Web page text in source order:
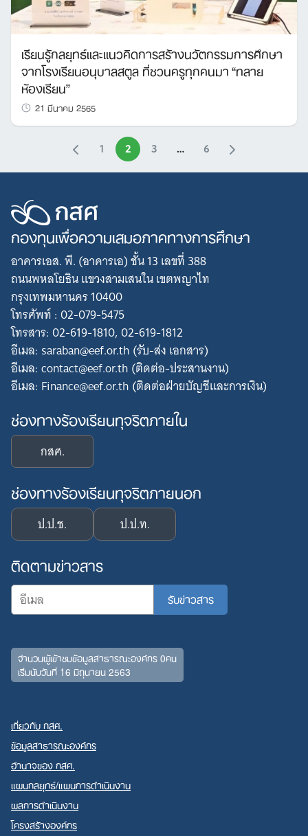
เรียนรู้กลยุทธ์และแนวคิดการสร้างนวัตกรรมการศึกษา
จากโรงเรียนอนุบาลสตูล ที่ชวนครูทุกคนมา “ทลาย
ห้องเรียน”
21 มีนาคม 2565
1 2 3 … 6
กองทุนเพื่อความเสมอภาคทางการศึกษา
อาคารเอส. พี. (อาคารเอ) ชั้น 13 เลขที่ 388
ถนนพหลโยธิน แขวงสามเสนใน เขตพญาไท
กรุงเทพมหานคร 10400
โทรศัพท์ : 02-079-5475
โทรสาร: 02-619-1810, 02-619-1812
อีเมล: saraban@eef.or.th (รับ-ส่ง เอกสาร)
อีเมล: contact@eef.or.th (ติดต่อ-ประสานงาน)
อีเมล: Finance@eef.or.th (ติดต่อฝ่ายบัญชีและการเงิน)
ช่องทางร้องเรียนทุจริตภายใน
กสศ.
ช่องทางร้องเรียนทุจริตภายนอก
ป.ป.ช. ป.ป.ท.
ติดตามข่าวสาร
จำนวนผู้เข้าชมข้อมูลสาธารณะองค์กร 0คน
เริ่มนับวันที่ 16 มิถุนายน 2563
เกี่ยวกับ กสศ.
ข้อมูลสาธารณะองค์กร
อำนาจของ กสศ.
แผนกลยุทธ์/แผนการดำเนินงาน
ผลการดำเนินงาน
โครงสร้างองค์กร